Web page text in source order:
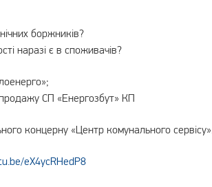
боржників?
наразі є в споживачів?
СП «Енергозбут» КП
концерну «Центр комунального сервісу».
eX4ycRHedP8